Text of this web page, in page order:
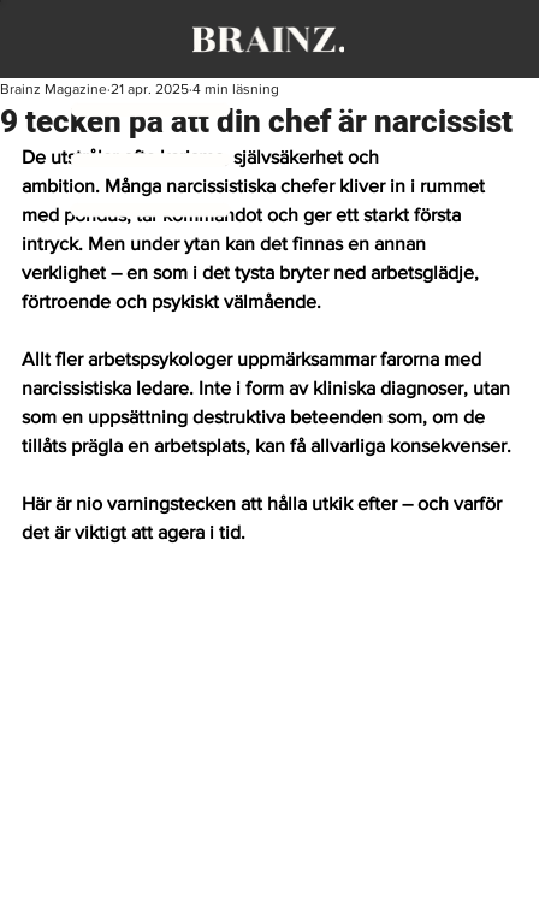
9 tecken på att din chef är narcissist
Brainz Magazine 21 apr. 2025 4 min läsning
De utstrålar ofta karisma, självsäkerhet och
ambition. Många narcissistiska chefer kliver in i rummet
med pondus, tar kommandot och ger ett starkt första
intryck. Men under ytan kan det finnas en annan
verklighet – en som i det tysta bryter ned arbetsglädje,
förtroende och psykiskt välmående.
Allt fler arbetspsykologer uppmärksammar farorna med
narcissistiska ledare. Inte i form av kliniska diagnoser, utan
som en uppsättning destruktiva beteenden som, om de
tillåts prägla en arbetsplats, kan få allvarliga konsekvenser.
Här är nio varningstecken att hålla utkik efter – och varför
det är viktigt att agera i tid.